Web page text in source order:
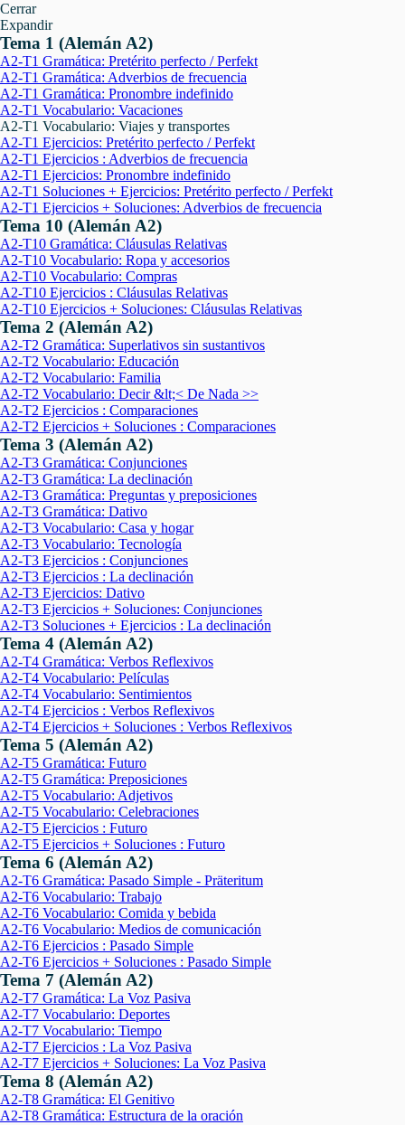
Cerrar
Expandir
Tema 1 (Alemán A2)
A2-T1 Gramática: Pretérito perfecto / Perfekt
A2-T1 Gramática: Adverbios de frecuencia
A2-T1 Gramática: Pronombre indefinido
A2-T1 Vocabulario: Vacaciones
A2-T1 Vocabulario: Viajes y transportes
A2-T1 Ejercicios: Pretérito perfecto / Perfekt
A2-T1 Ejercicios : Adverbios de frecuencia
A2-T1 Ejercicios: Pronombre indefinido
A2-T1 Soluciones + Ejercicios: Pretérito perfecto / Perfekt
A2-T1 Ejercicios + Soluciones: Adverbios de frecuencia
Tema 10 (Alemán A2)
A2-T10 Gramática: Cláusulas Relativas
A2-T10 Vocabulario: Ropa y accesorios
A2-T10 Vocabulario: Compras
A2-T10 Ejercicios : Cláusulas Relativas
A2-T10 Ejercicios + Soluciones: Cláusulas Relativas
Tema 2 (Alemán A2)
A2-T2 Gramática: Superlativos sin sustantivos
A2-T2 Vocabulario: Educación
A2-T2 Vocabulario: Familia
A2-T2 Vocabulario: Decir &lt;< De Nada >>
A2-T2 Ejercicios : Comparaciones
A2-T2 Ejercicios + Soluciones : Comparaciones
Tema 3 (Alemán A2)
A2-T3 Gramática: Conjunciones
A2-T3 Gramática: La declinación
A2-T3 Gramática: Preguntas y preposiciones
A2-T3 Gramática: Dativo
A2-T3 Vocabulario: Casa y hogar
A2-T3 Vocabulario: Tecnología
A2-T3 Ejercicios : Conjunciones
A2-T3 Ejercicios : La declinación
A2-T3 Ejercicios: Dativo
A2-T3 Ejercicios + Soluciones: Conjunciones
A2-T3 Soluciones + Ejercicios : La declinación
Tema 4 (Alemán A2)
A2-T4 Gramática: Verbos Reflexivos
A2-T4 Vocabulario: Películas
A2-T4 Vocabulario: Sentimientos
A2-T4 Ejercicios : Verbos Reflexivos
A2-T4 Ejercicios + Soluciones : Verbos Reflexivos
Tema 5 (Alemán A2)
A2-T5 Gramática: Futuro
A2-T5 Gramática: Preposiciones
A2-T5 Vocabulario: Adjetivos
A2-T5 Vocabulario: Celebraciones
A2-T5 Ejercicios : Futuro
A2-T5 Ejercicios + Soluciones : Futuro
Tema 6 (Alemán A2)
A2-T6 Gramática: Pasado Simple - Präteritum
A2-T6 Vocabulario: Trabajo
A2-T6 Vocabulario: Comida y bebida
A2-T6 Vocabulario: Medios de comunicación
A2-T6 Ejercicios : Pasado Simple
A2-T6 Ejercicios + Soluciones : Pasado Simple
Tema 7 (Alemán A2)
A2-T7 Gramática: La Voz Pasiva
A2-T7 Vocabulario: Deportes
A2-T7 Vocabulario: Tiempo
A2-T7 Ejercicios : La Voz Pasiva
A2-T7 Ejercicios + Soluciones: La Voz Pasiva
Tema 8 (Alemán A2)
A2-T8 Gramática: El Genitivo
A2-T8 Gramática: Estructura de la oración